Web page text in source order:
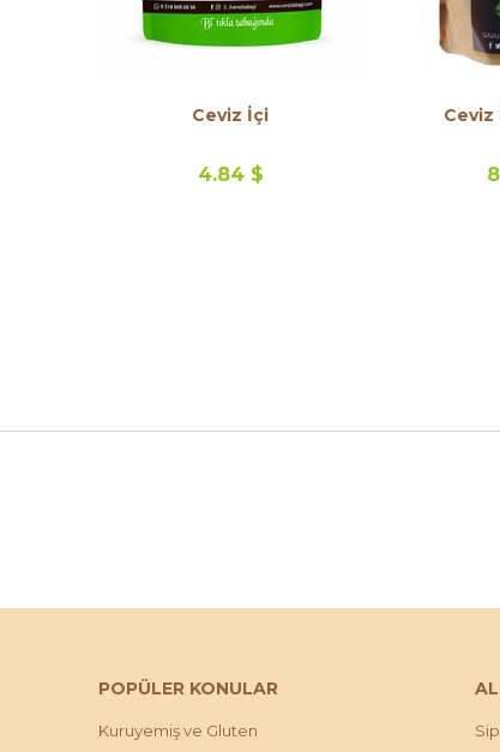
Ceviz İçi
4.84 $
Ceviz
POPÜLER KONULAR
Kuruyemiş ve Gluten